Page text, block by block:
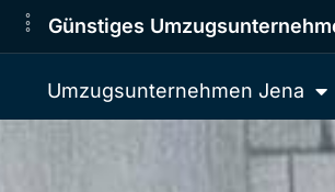
Günstiges
Umzugsunternehmen Jena